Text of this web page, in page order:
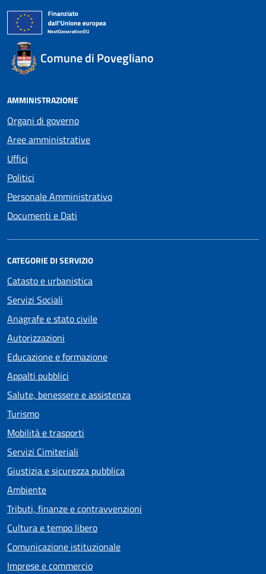
Comune di Povegliano
AMMINISTRAZIONE
Organi di governo
Aree amministrative
Uffici
Politici
Personale Amministrativo
Documenti e Dati
CATEGORIE DI SERVIZIO
Catasto e urbanistica
Servizi Sociali
Anagrafe e stato civile
Autorizzazioni
Educazione e formazione
Appalti pubblici
Salute, benessere e assistenza
Turismo
Mobilità e trasporti
Servizi Cimiteriali
Giustizia e sicurezza pubblica
Ambiente
Tributi, finanze e contravvenzioni
Cultura e tempo libero
Comunicazione istituzionale
Imprese e commercio